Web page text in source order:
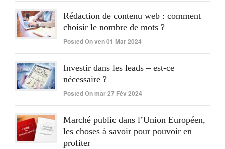
Rédaction de contenu web : comment
choisir le nombre de mots ?
Posted On ven 01 Mar 2024
Investir dans les leads – est-ce
nécessaire ?
Posted On mar 27 Fév 2024
Marché public dans l’Union Européen,
les choses à savoir pour pouvoir en
profiter